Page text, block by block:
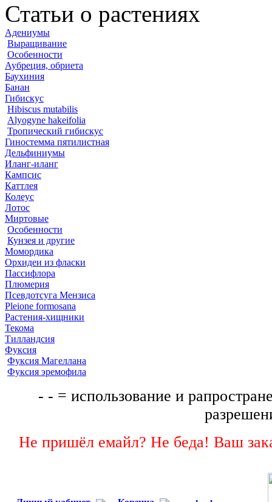
Статьи о растениях
Адениумы
Выращивание
Особенности
Аубреция, обриета
Баухиния
Банан
Гибискус
Hibiscus mutabilis
Alyogyne hakeifolia
Тропический гибискус
Гиностемма пятилистная
Дельфиниумы
Иланг-иланг
Кампсис
Каттлея
Колеус
Лотос
Миртовые
Особенности
Кунзея и другие
Момордика
Орхидеи из фласки
Пассифлора
Плюмерия
Псевдотсуга Мензиса
Pleione formosana
Растения-хищники
Текома
Тилландсия
Фуксия
Фуксия Магеллана
Фуксия эремофила
- - = использование и
Не пришёл емайл? Не беда! Ваш